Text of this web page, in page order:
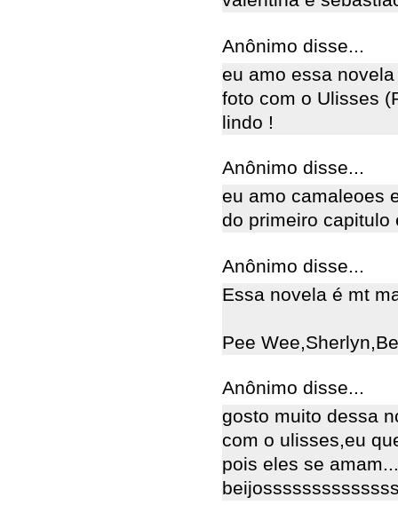
Anônimo disse...
eu amo essa
foto com o Ulisses
lindo !
Anônimo disse...
eu amo camaleoes
do primeiro capitulo
Anônimo disse...
Essa novela é mt
Pee
Anônimo disse...
gosto muito dessa
com o ulisses,eu
pois eles se